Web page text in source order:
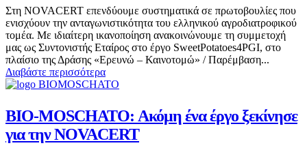
Στη NOVACERT επενδύουμε συστηματικά σε πρωτοβουλίες που
ενισχύουν την ανταγωνιστικότητα του ελληνικού αγροδιατροφικού
τομέα. Με ιδιαίτερη ικανοποίηση ανακοινώνουμε τη συμμετοχή
μας ως Συντονιστής Εταίρος στο έργο SweetPotatoes4PGI, στο
πλαίσιο της Δράσης «Ερευνώ – Καινοτομώ» / Παρέμβαση...
Διαβάστε περισσότερα
BIO-MOSCHATO: Ακόμη ένα έργο ξεκίνησε
για την NOVACERT